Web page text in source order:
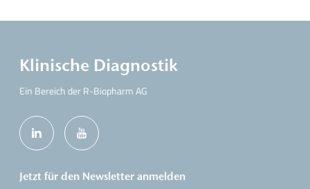
Klinische Diagnostik
Ein Bereich der R-Biopharm AG
Jetzt für den Newsletter anmelden